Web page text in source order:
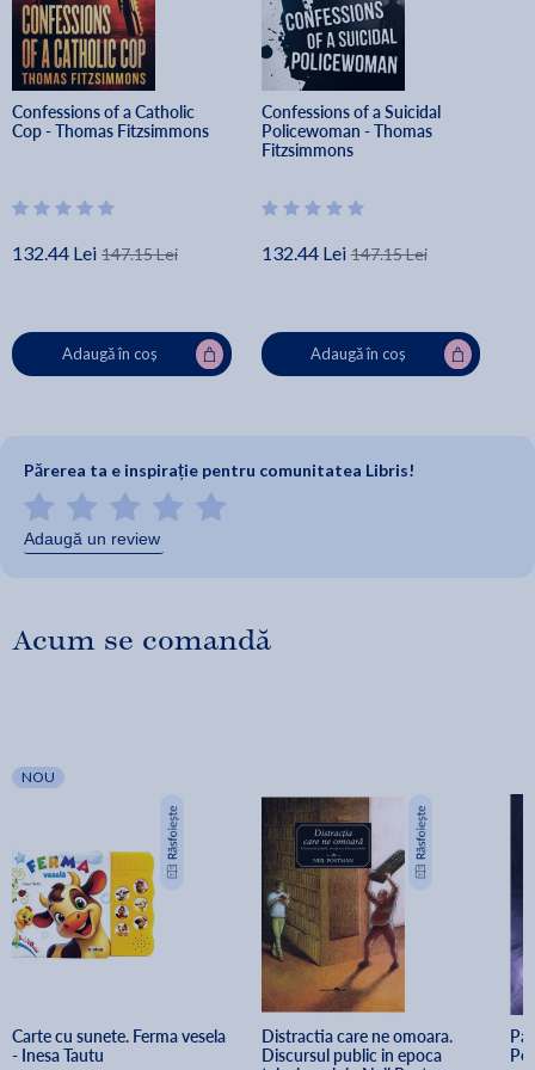
Confessions of a Catholic
Cop - Thomas Fitzsimmons
132.44 Lei 147.15 Lei
Adaugă în coș
Confessions of a Suicidal
Policewoman - Thomas
Fitzsimmons
132.44 Lei 147.15 Lei
Adaugă în coș
Părerea ta e inspirație pentru comunitatea Libris!
Adaugă un review
Acum se comandă
NOU
Carte cu sunete. Ferma vesela
- Inesa Tautu
Distractia care ne omoara.
Discursul public in epoca